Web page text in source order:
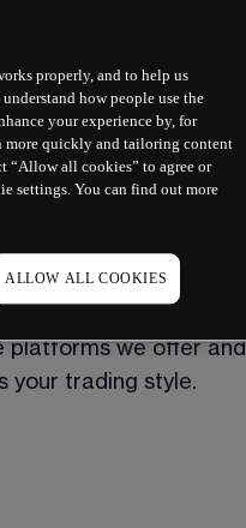
mobile. This account
must create a
. This account is only
not provide access
trading in currencies,
platforms we offer
your trading style.
properly, and to help us
how people use the
your experience by, for
quickly and tailoring content
“Allow all cookies” to agree or
settings. You can find out more
ALLOW ALL COOKIES